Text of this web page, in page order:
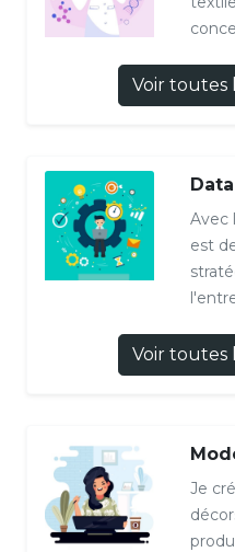
Voir toutes
Avec
est
Voir toutes
Je